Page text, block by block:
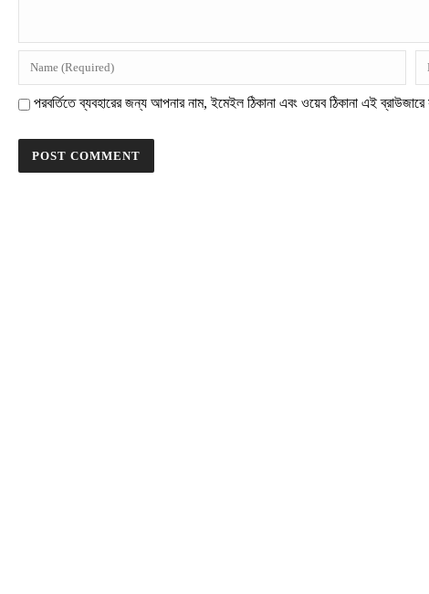
পরবর্তিতে ব্যবহারের জন্য আপনার নাম, ইমেইল ঠিকানা এবং ওয়েব ঠিকানা এই